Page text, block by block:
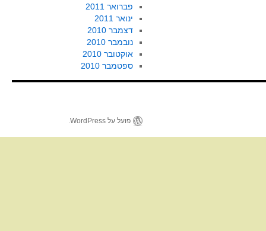
פברואר 2011
ינואר 2011
דצמבר 2010
נובמבר 2010
אוקטובר 2010
ספטמבר 2010
פועל על WordPress.